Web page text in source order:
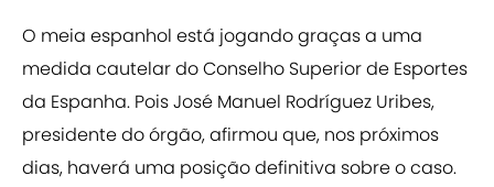
O meia espanhol está jogando graças a uma
medida cautelar do Conselho Superior de Esportes
da Espanha. Pois José Manuel Rodríguez Uribes,
presidente do órgão, afirmou que, nos próximos
dias, haverá uma posição definitiva sobre o caso.